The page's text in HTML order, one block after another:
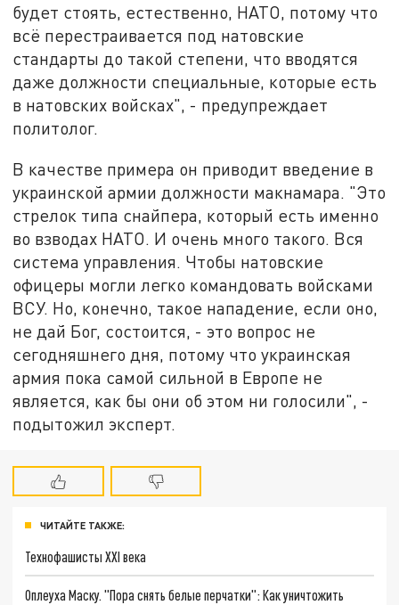
будет стоять, естественно, НАТО, потому что
всё перестраивается под натовские
стандарты до такой степени, что вводятся
даже должности специальные, которые есть
в натовских войсках", - предупреждает
политолог.
В качестве примера он приводит введение в
украинской армии должности макнамара. "Это
стрелок типа снайпера, который есть именно
во взводах НАТО. И очень много такого. Вся
система управления. Чтобы натовские
офицеры могли легко командовать войсками
ВСУ. Но, конечно, такое нападение, если оно,
не дай Бог, состоится, - это вопрос не
сегодняшнего дня, потому что украинская
армия пока самой сильной в Европе не
является, как бы они об этом ни голосили", -
подытожил эксперт.
ЧИТАЙТЕ ТАКЖЕ:
Технофашисты XXI века
Оплеуха Маску. "Пора снять белые перчатки": Как уничтожить